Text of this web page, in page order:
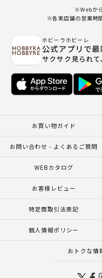
※Webか
※各実店舗の営業時
ホビーラホビーレ
公式アプリで最
サクサク見られ
お買い物ガイド
お問い合わせ - よくあるご質問
WEBカタログ
お客様レビュー
特定商取引法表記
個人情報ポリシー
おトクな